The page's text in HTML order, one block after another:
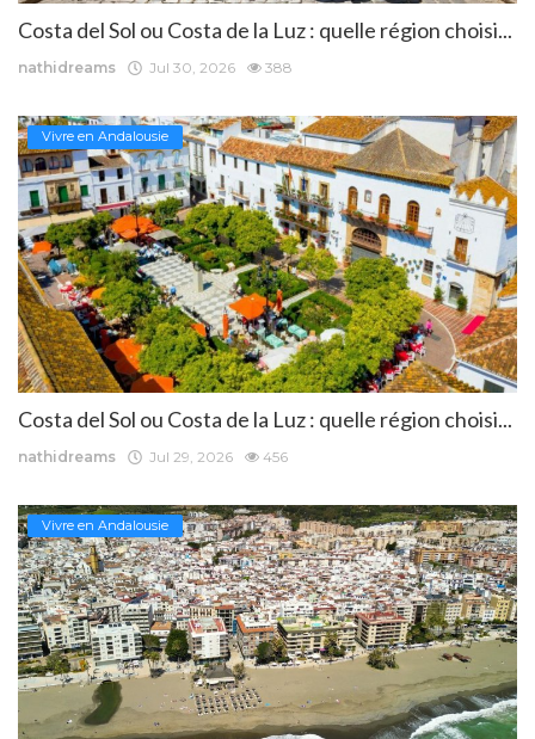
Costa del Sol ou Costa de la Luz : quelle région choisi...
nathidreams Jul 30, 2026 388
Vivre en Andalousie
Costa del Sol ou Costa de la Luz : quelle région choisi...
nathidreams Jul 29, 2026 456
Vivre en Andalousie